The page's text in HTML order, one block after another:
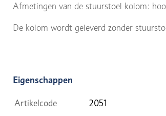
Afmetingen van de stuurstoel kolom:
De kolom wordt geleverd zonder
Eigenschappen
Artikelcode 2051